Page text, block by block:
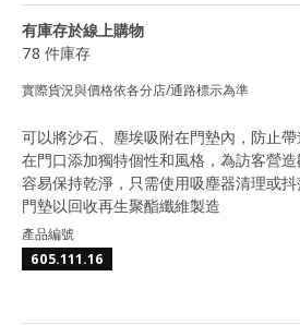
有庫存於線上購物
78 件庫存
實際貨況與價格依各分店/通路標示為準
可以將沙石、塵埃吸附在門墊內，防止帶
在門口添加獨特個性和風格，為訪客營
容易保持乾淨，只需使用吸塵器清理或
門墊以回收再生聚酯纖維製造
產品編號
605.111.16